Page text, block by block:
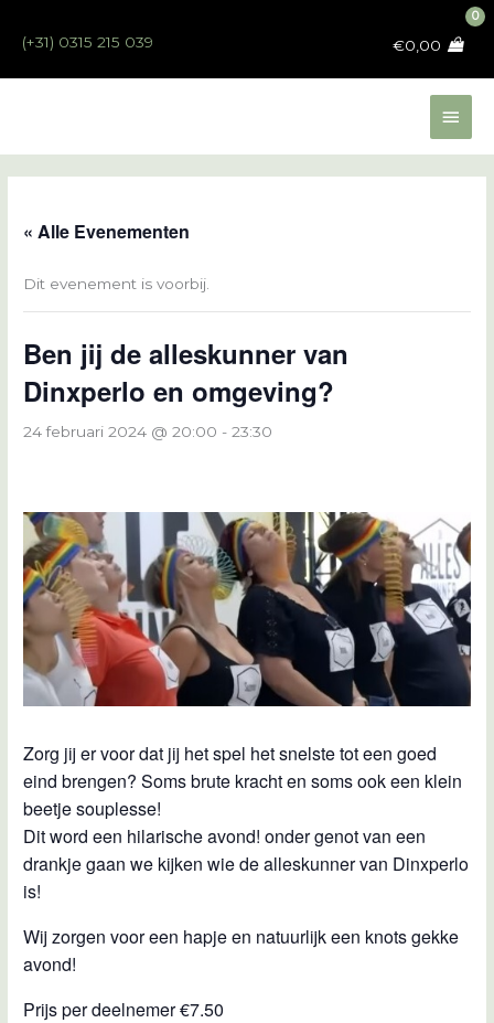
naar(+31) 0315 215 039 €0,00
« Alle Evenementen
Dit evenement is voorbij.
Ben jij de alleskunner van
Dinxperlo en omgeving?
24 februari 2024 @ 20:00 -23:30
Zorg jij er voor dat jij het spel het snelste tot een goed
eind brengen? Soms brute kracht en soms ook een klein
beetje souplesse!
Dit word een hilarische avond! onder genot van een
drankje gaan we kijken wie de alleskunner van Dinxperlo
is!
Wij zorgen voor een hapje en natuurlijk een knots gekke
avond!
Prijs per deelnemer €7.50